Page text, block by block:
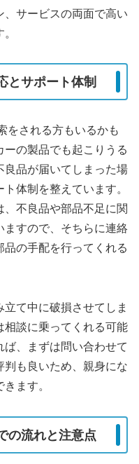
サービスの両面で高い
とサポート体制
をされる方もいるかも
ーの製品でも起こりうる
良品が届いてしまった場
体制を整えています。
不良品や部品不足に関
ますので、そちらに連絡
品の手配を行ってくれる
て中に破損させてしま
相談に乗ってくれる可能
、まずは問い合わせて
も良いため、親身にな
ます。
の流れと注意点